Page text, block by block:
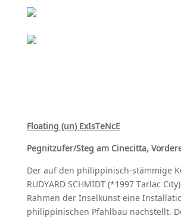
Floating (un) ExIsTeNcE
Pegnitzufer/Steg am Cinecitta,
Der auf den philippinisch-stämmige
RUDYARD SCHMIDT (*1997 Tarlac
Rahmen der Inselkunst eine
philippinischen Pfahlbau nachstellt.